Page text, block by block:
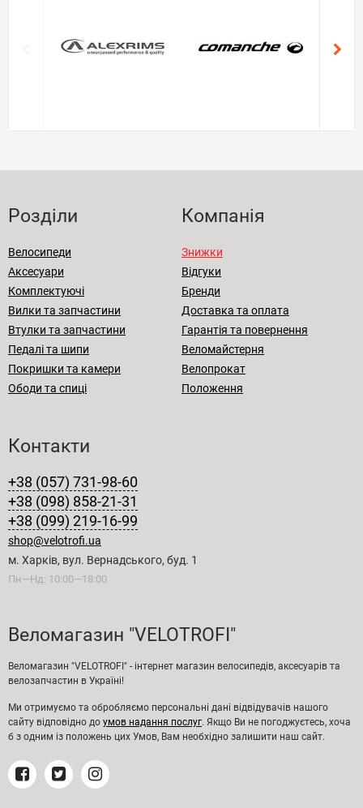
Розділи
Велосипеди
Аксесуари
Комплектуючі
Вилки та запчастини
Втулки та запчастини
Педалі та шипи
Покришки та камери
Ободи та спиці
Компанія
Знижки
Відгуки
Бренди
Доставка та оплата
Гарантія та повернення
Веломайстерня
Велопрокат
Положення
Контакти
+38 (057) 731-98-60
+38 (098) 858-21-31
+38 (099) 219-16-99
shop@velotrofi.ua
м. Харків, вул. Вернадського, буд. 1
Пн—Нд: 10:00—18:00
Веломагазин "VELOTROFI"
Веломагазин "VELOTROFI" - інтернет магазин велосипедів, аксесуарів та
велозапчастин в Україні!
Ми отримуємо та обробляємо персональні дані відвідувачів нашого
сайту відповідно до умов надання послуг. Якщо Ви не погоджуєтесь, хоча
б з одним із положень цих Умов, Вам необхідно залишити наш сайт.